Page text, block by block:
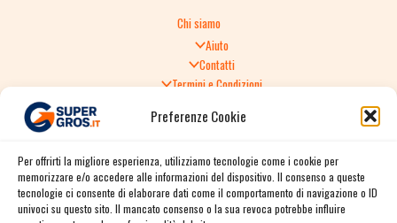
Preferenze Cookie
Per offrirti la migliore esperienza, utilizziamo tecnologie come i cookie per
memorizzare e/o accedere alle informazioni del dispositivo. Il consenso a queste
tecnologie ci consente di elaborare dati come il comportamento di navigazione o ID
univoci su questo sito. Il mancato consenso o la sua revoca potrebbe influire
Chi siamo
Aiuto
Contatti
Termini e Condizioni
Politica di Reso
Spedizione e consegna
Informativa sulla Privacy
Cookie Policy